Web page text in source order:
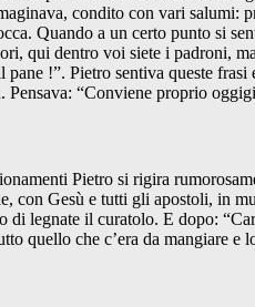
condito con vari salumi:
Quando a un certo punto si
qui dentro voi siete i padroni,
!”. Pietro sentiva queste
Pensava: “Conviene proprio
Pietro si rigira
con Gesù e tutti gli apostoli, in
di legnate il curatolo. E dopo:
quello che c’era da mangiare